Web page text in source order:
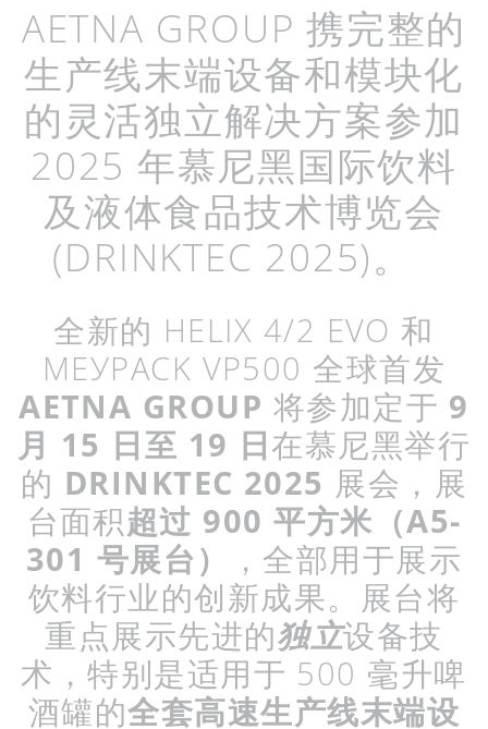
AETNA GROUP 携完整的
生产线末端设备和模块化
的灵活独立解决方案参加
2025 年慕尼黑国际饮料
及液体食品技术博览会
(DRINKTEC 2025)。
全新的 HELIX 4/2 EVO 和
МЕУРАСK VP500 全球首发
AETNA GROUP 将参加定于 9
月 15 日至 19 日在慕尼黑举行
的 DRINKTEC 2025 展会，展
台面积超过 900平方米（A5-
301 号展台）
，全部用于展示
饮料行业的创新成果。展台将
重点展示先进的独立设备技
术，特别是适用于 500 毫升啤
酒罐的全套高速生产线末端设